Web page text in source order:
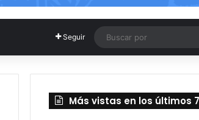
Seguir
Más vistas en los últimos